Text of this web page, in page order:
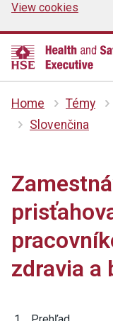
View cookies
Home Témy
Slovenčina
zdravia a